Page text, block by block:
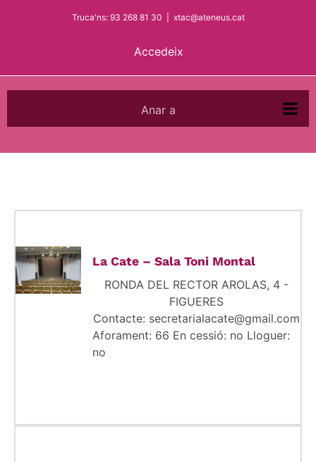
Truca'ns: 93 268 81 30 xtac@ateneus.cat
Accedeix
Anar a
La Cate – Sala Toni Montal
RONDA DEL RECTOR AROLAS, 4 -
FIGUERES
Contacte: secretarialacate@gmail.com
Aforament: 66 En cessió: no Lloguer:
no